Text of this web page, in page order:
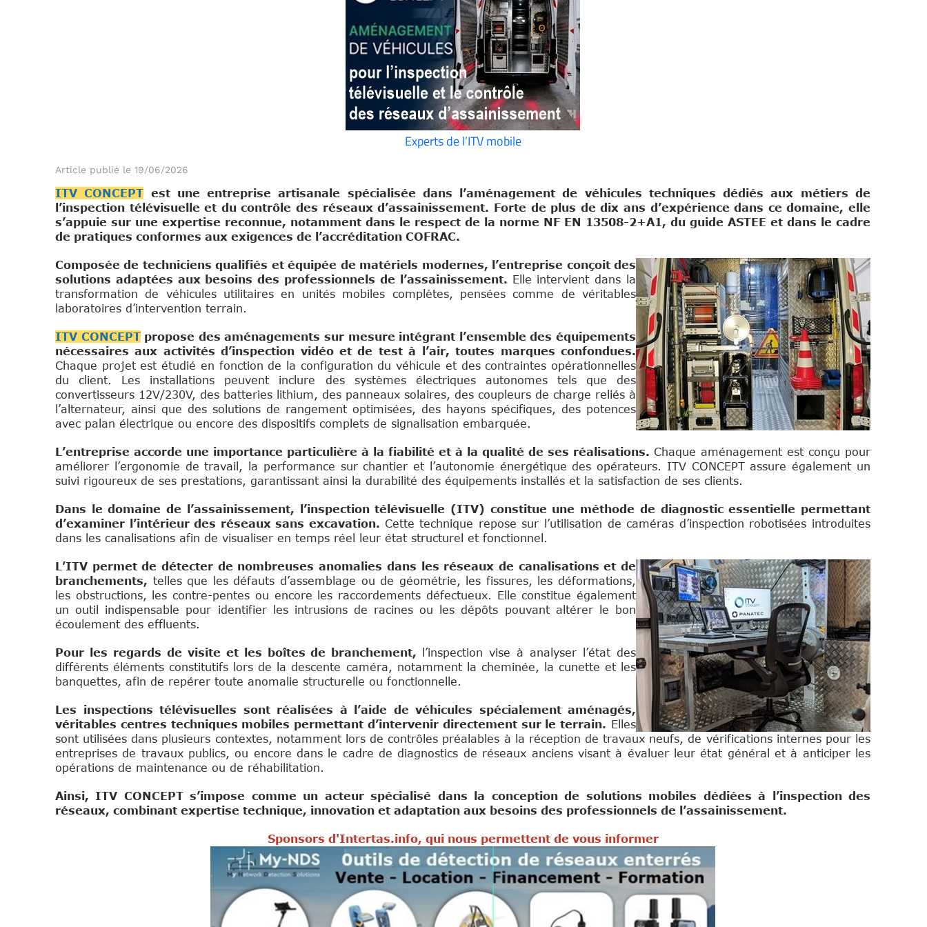
Experts de l’ITV mobile
Article publié le 19/06/2026
ITV CONCEPT est une entreprise artisanale spécialisée dans l’aménagement de véhicules techniques dédiés aux métiers de
l’inspection télévisuelle et du contrôle des réseaux d’assainissement. Forte de plus de dix ans d’expérience dans ce domaine, elle
s’appuie sur une expertise reconnue, notamment dans le respect de la norme NF EN 13508-2+A1, du guide ASTEE et dans le cadre
de pratiques conformes aux exigences de l’accréditation COFRAC.
Composée de techniciens qualifiés et équipée de matériels modernes, l’entreprise conçoit des
solutions adaptées aux besoins des professionnels de l’assainissement. Elle intervient dans la
transformation de véhicules utilitaires en unités mobiles complètes, pensées comme de véritables
laboratoires d’intervention terrain.
ITV CONCEPTpropose des aménagements sur mesure intégrant l’ensemble des équipements
nécessaires aux activités d’inspection vidéo et de test à l’air, toutes marques confondues.
Chaque projet est étudié en fonction de la configuration du véhicule et des contraintes opérationnelles
du client. Les installations peuvent inclure des systèmes électriques autonomes tels que des
convertisseurs 12V/230V, des batteries lithium, des panneaux solaires, des coupleurs de charge reliés à
l’alternateur, ainsi que des solutions de rangement optimisées, des hayons spécifiques, des potences
avec palan électrique ou encore des dispositifs complets de signalisation embarquée.
L’entreprise accorde une importance particulière à la fiabilité et à la qualité de ses réalisations. Chaque aménagement est conçu pour
améliorer l’ergonomie de travail, la performance sur chantier et l’autonomie énergétique des opérateurs. ITV CONCEPT assure également un
suivi rigoureux de ses prestations, garantissant ainsi la durabilité des équipements installés et la satisfaction de ses clients.
Dans le domaine de l’assainissement, l’inspection télévisuelle (ITV) constitue une méthode de diagnostic essentielle permettant
d’examiner l’intérieur des réseaux sans excavation. Cette technique repose sur l’utilisation de caméras d’inspection robotisées introduites
dans les canalisations afin de visualiser en temps réel leur état structurel et fonctionnel.
L’ITV permet de détecter de nombreuses anomalies dans les réseaux de canalisations et de
branchements, telles que les défauts d’assemblage ou de géométrie, les fissures, les déformations,
les obstructions, les contre-pentes ou encore les raccordements défectueux. Elle constitue également
un outil indispensable pour identifier les intrusions de racines ou les dépôts pouvant altérer le bon
écoulement des effluents.
Pour les regards de visite et les boîtes de branchement,
l’inspection vise à analyser l’état des
différents éléments constitutifs lors de la descente caméra, notamment la cheminée, la cunette et les
banquettes, afin de repérer toute anomalie structurelle ou fonctionnelle.
Les inspections télévisuelles sont réalisées à l’aide de véhicules spécialement aménagés,
véritables centres techniques mobiles permettant d’intervenir directement sur le terrain. Elles
sont utilisées dans plusieurs contextes, notamment lors de contrôles préalables à la réception de travaux neufs, de vérifications internes pour les
entreprises de travaux publics, ou encore dans le cadre de diagnostics de réseaux anciens visant à évaluer leur état général et à anticiper les
opérations de maintenance ou de réhabilitation.
Ainsi, ITV CONCEPT s’impose comme un acteur spécialisé dans la conception de solutions mobiles dédiées à l’inspection des
réseaux, combinant expertise technique, innovation et adaptation aux besoins des professionnels de l’assainissement.
Sponsors d'Intertas.info, qui nous permettent de vous informer